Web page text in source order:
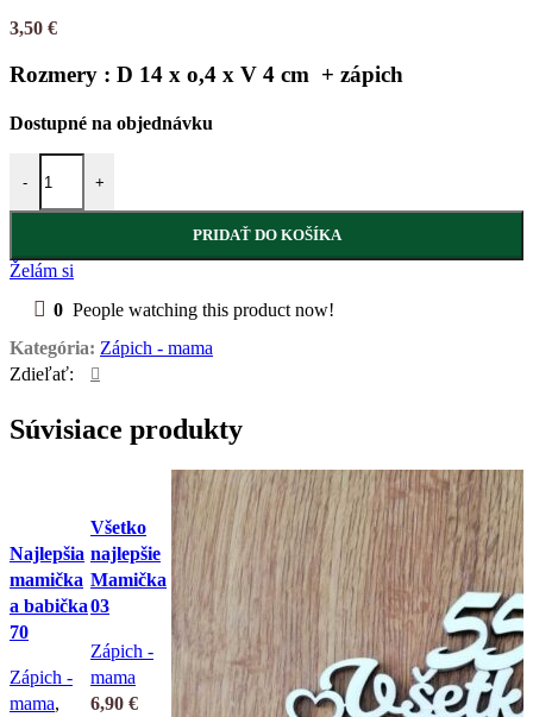
3,50 €
Rozmery : D 14 x o,4 x V 4 cm + zápich
Dostupné na objednávku
-
množstvo Zápich - Mamičke /zlatá/
+
PRIDAŤ DO KOŠÍKA
Želám si
0 People watching this product now!
Kategória: Zápich - mama
Zdieľať:
Súvisiace produkty
Najlepšia
mamička
a babička
70
Zápich -
mama,
Všetko
najlepšie
Mamička
03
Zápich -
mama
6,90 €